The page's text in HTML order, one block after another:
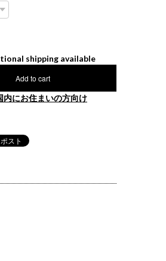
shipping available
Add to cart
内にお住まいの方向け